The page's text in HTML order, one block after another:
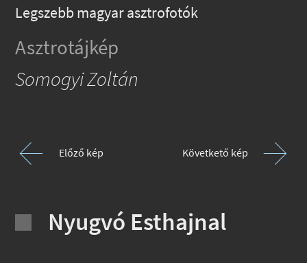
Legszebb magyar asztrofotók
Asztrotájkép
Somogyi Zoltán
Előző kép Követkető kép
Nyugvó Esthajnal